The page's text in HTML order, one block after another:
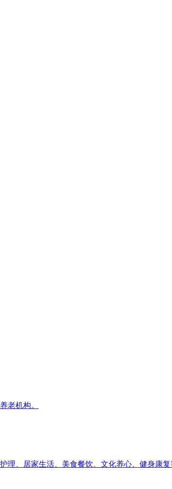
老机构。
理、居家生活、美食餐饮、文化养心、健身康